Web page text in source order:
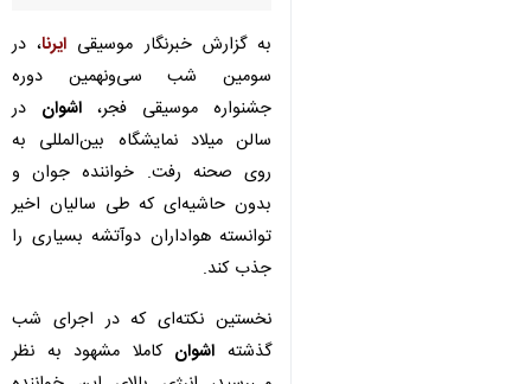
به گزارش خبرنگار موسیقی ایرنا، در
سومین شب سی‌ونهمین دوره
جشنواره موسیقی فجر، اشوان در
سالن میلاد نمایشگاه بین‌المللی به
روی صحنه رفت. خواننده جوان و
بدون حاشیه‌ای که طی سالیان اخیر
توانسته هواداران دوآتشه بسیاری را
جذب کند.
نخستین نکته‌ای که در اجرای شب
گذشته اشوان کاملا مشهود به نظر